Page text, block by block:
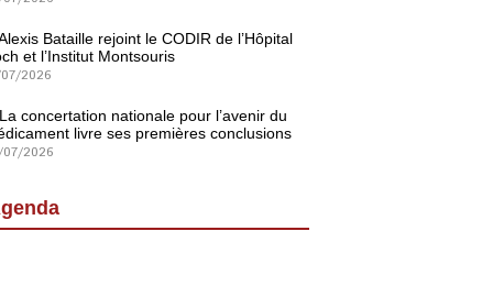
Bataille rejoint le CODIR de l’Hôpital
et l’Institut Montsouris
2026
La concertation nationale pour l’avenir du
livre ses premières conclusions
2026